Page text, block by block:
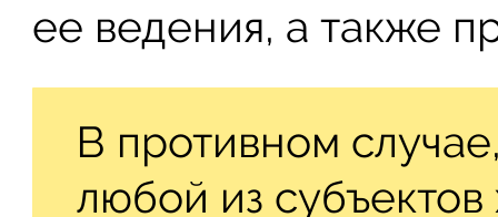
ее ведения, а также
В противном
любой из